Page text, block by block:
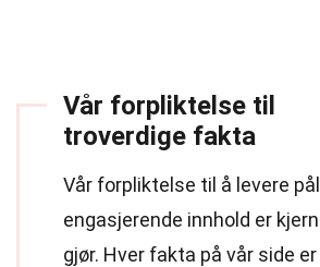
Vår forpliktelse til
troverdige fakta
Vår forpliktelse til å levere
engasjerende innhold er
gjør. Hver fakta på vår side